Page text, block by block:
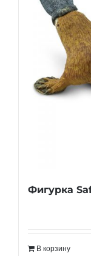
Фигурка
В корзину